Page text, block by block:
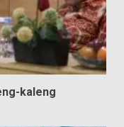
kaleng